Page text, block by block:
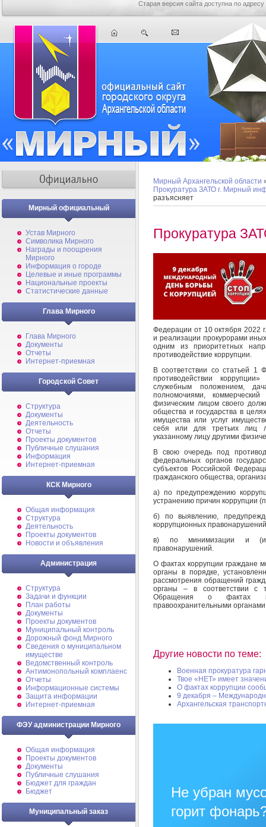
Старая версия сайта доступна по адресу
Мирный официальный
Устав Мирного
Символика Мирного
Награды и поощрения
Мирного
Информация о городе
Целевые и иные программы
Национальные проекты
Статистические данные
Глава Мирного
Глава Мирного
Документы
Отчеты
Интернет-приемная
Городской Совет
Структура
Документы
Деятельность
Отчеты
Проекты документов
Публичные слушания
Информация
Интернет-приемная
КСК Мирного
Общая информация
Структура
Деятельность
Проекты документов
Новости и объявления
Администрация
Структура
Задачи и функции
План работы
Документы
Проекты документов
Муниципальный контроль
Дорожный фонд Мирного
Cведения о муниципальном
имуществе
Ведомственный контроль
Антимонопольный комплаенс
Отчеты
Информационные системы
Защита информации
Интернет-приемная
ФЭУ администрации Мирного
Общая информация
Проекты документов
Документы
Публичные слушания
Бюджет для граждан
Бюджет
Муниципальный заказ
Мирный Архангельской области
Прокуратура ЗАТО г. Мирный
разъясняет
Прокуратура
Федерации от 10 октября 2022
и реализации прокурорами
одним из приоритетных
противодействие коррупции.
В соответствии со статьей
противодействии
служебным положением,
полномочиями,
физическим лицом своего
общества и государства в
имущества или услуг
себя или для третьих лиц
указанному лицу другими
В свою очередь под
федеральных органов
субъектов Российской
гражданского общества,
а) по предупреждению
устранению причин коррупции
б) по выявлению,
коррупционных
в) по минимизации и
правонарушений.
О фактах коррупции граждане
органы в порядке,
рассмотрения обращений
органы – в соответствии с
Обращения о фактах
правоохранительными органами
Другие новости по теме:
Военная прокуратура
Твое «НЕТ» имеет
О фактах коррупции
9 декабря –
Архангельская
Не убран
горит